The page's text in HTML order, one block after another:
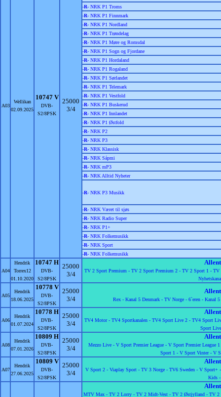
A03
Wellikan
02.09.2025
10747 V
DVB-
S2/8PSK
25000
3/4
-R- NRK P1 Troms
-R- NRK P1 Finnmark
-R- NRK P1 Nordland
-R- NRK P1 Trøndelag
-R- NRK P1 Møre og Romsdal
-R- NRK P1 Sogn og Fjordane
-R- NRK P1 Hordaland
-R- NRK P1 Rogaland
-R- NRK P1 Sørlandet
-R- NRK P1 Telemark
-R- NRK P1 Vestfold
-R- NRK P1 Buskerud
-R- NRK P1 Innlandet
-R- NRK P1 Østfold
-R- NRK P2
-R- NRK P3
-R- NRK Klassisk
-R- NRK Sápmi
-R- NRK mP3
-R- NRK Alltid Nyheter
-R- NRK P3 Musikk
-R- NRK Været til sjøs
-R- NRK Radio Super
-R- NRK P1+
-R- NRK Folkemusikk
-R- NRK Sport
-R- NRK Folkemusikk
A04
Hendrik
Torrex12
01.10.2020
10747 H
DVB-
S2/8PSK
25000
3/4
TV 2 Sport Premium - TV 2 Sport Premium 2 - TV 2 Sport 1 - TV
A05
Hendrik
18.06.2025
10778 V
DVB-
S2/8PSK
25000
3/4
Rex - Kanal 5 Denmark - TV Norge - 6`eren - Kanal
A06
Hendrik
01.07.2024
10778 H
DVB-
S2/8PSK
25000
3/4
TV4 Motor - TV4 Sportkanalen - TV4 Sport Live 2 - TV4 Sport
Sport
A08
Hendrik
07.01.2026
10809 H
DVB-
S2/8PSK
25000
3/4
Mezzo Live - V Sport Premier League - V Sport Premier League
Sport 1 - V Sport Vinter - V
A07
Hendrik
27.06.2025
10809 V
DVB-
S2/8PSK
25000
3/4
V Sport 2 - Viaplay Sport - TV 3 Norge - TV6 Sweden - V Sport+
Kids -
MTV Max - TV 2 Lorry - TV 2 Midt-Vest - TV 2 Østjylland - TV 2